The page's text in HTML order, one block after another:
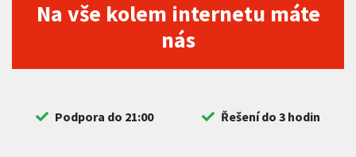
Na vše kolem internetu máte
nás
Podpora do 21:00 Řešení do 3 hodin